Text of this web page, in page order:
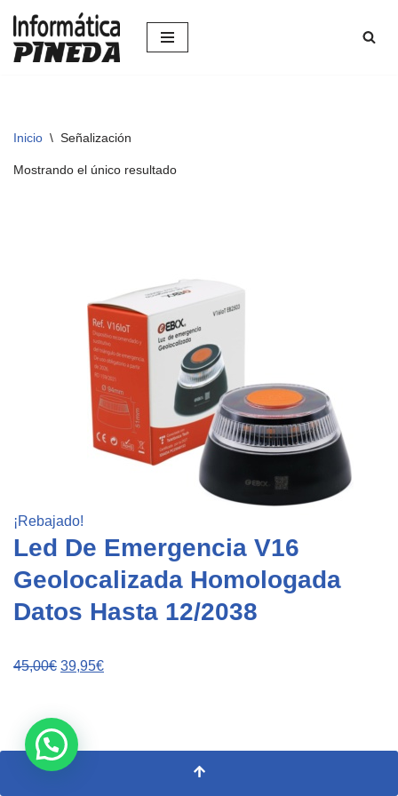
Saltar
Inicio \ Señalización
Mostrando el único resultado
¡Rebajado!
Led De Emergencia V16
Geolocalizada Homologada
Datos Hasta 12/2038
45,00€ 39,95€